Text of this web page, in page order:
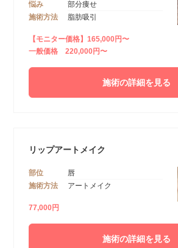
悩み
部分痩せ
施術方法
脂肪吸引
【モニター価格】165,000円〜
一般価格 220,000円〜
施術の詳細を見る
リップアートメイク
部位
唇
施術方法
アートメイク
77,000円
施術の詳細を見る